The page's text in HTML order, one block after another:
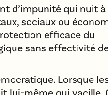
d’impunité qui nuit à
sociaux ou
efficace du
sans effectivité
Lorsque
lui-même qui vacille.